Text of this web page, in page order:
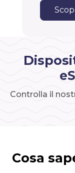
Controlla il
Cosa